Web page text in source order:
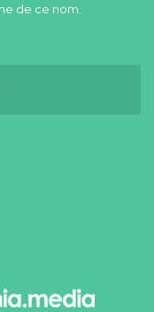
de ce nom.